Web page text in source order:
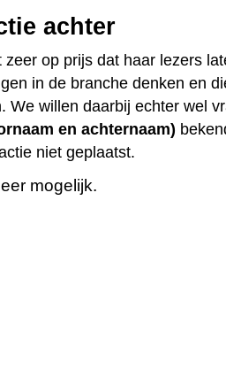
achter
zeer op prijs dat haar lezers
in de branche denken en
We willen daarbij echter wel
en achternaam)
niet geplaatst.
mogelijk.